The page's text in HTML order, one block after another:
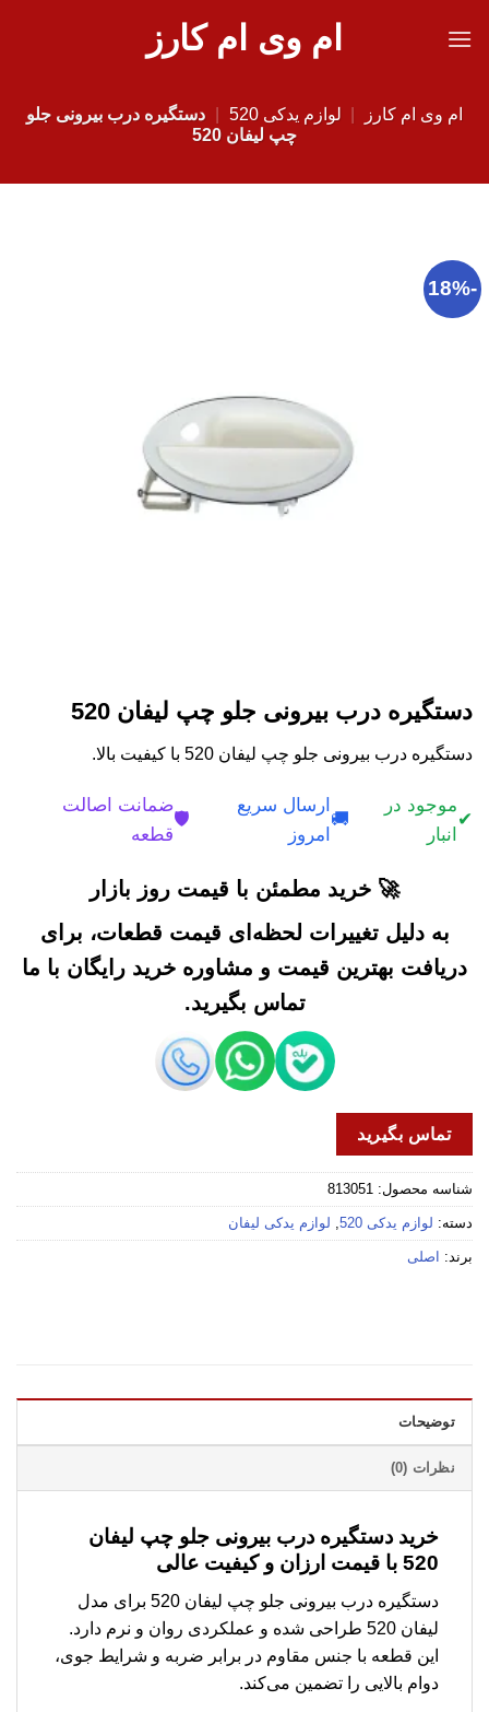
ام وی ام کارز
ام وی ام کارز لوازم یدکی 520
دستگیره درب بیرونی جلو
چپ لیفان 520
-18%
دستگیره درب بیرونی جلو چپ لیفان 520
دستگیره درب بیرونی جلو چپ لیفان 520 با کیفیت بالا.
✔
موجود در
انبار
🚚
ارسال سریع
امروز
🛡️
ضمانت اصالت
قطعه
🚀 خرید مطمئن با قیمت روز بازار
به دلیل تغییرات لحظه‌ای قیمت قطعات، برای
دریافت بهترین قیمت و مشاوره خرید رایگان با ما
تماس بگیرید.
تماس بگیرید
شناسه محصول: 813051
دسته: لوازم یدکی 520 , لوازم یدکی لیفان
برند: اصلی
توضیحات
نظرات (0)
خرید دستگیره درب بیرونی جلو چپ لیفان
520 با قیمت ارزان و کیفیت عالی
دستگیره درب بیرونی جلو چپ لیفان 520 برای مدل
لیفان 520 طراحی شده و عملکردی روان و نرم دارد.
این قطعه با جنس مقاوم در برابر ضربه و شرایط جوی،
دوام بالایی را تضمین می‌کند.